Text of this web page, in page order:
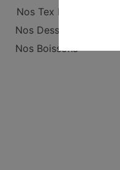
Nos Tex Mex
Nos Desserts
Nos Boissons